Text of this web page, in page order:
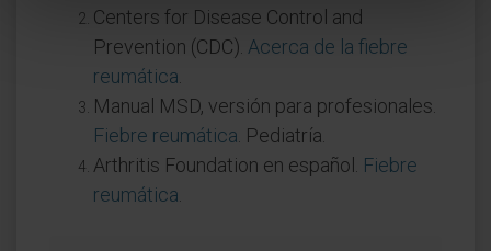
Centers for Disease Control and
Prevention (CDC). Acerca de la fiebre
reumática
Manual MSD, versión para profesionales.
Fiebre reumática . Pediatría.
Arthritis Foundation en español. Fiebre
reumática